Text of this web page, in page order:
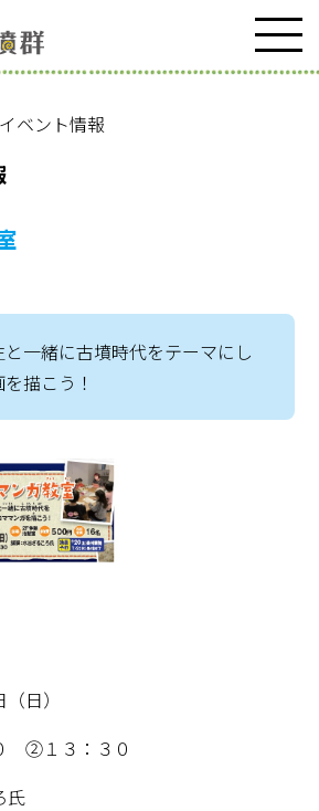
ベント情報
一緒に古墳時代をテーマにし
描こう！
日）
②１３：３０
氏